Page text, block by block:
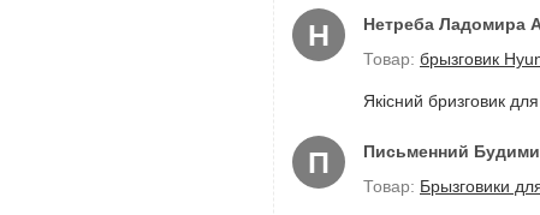
Н Нетреба Ладомира
Товар: брызговик
Якісний бризговик
П Письменний
Товар: Брызговики